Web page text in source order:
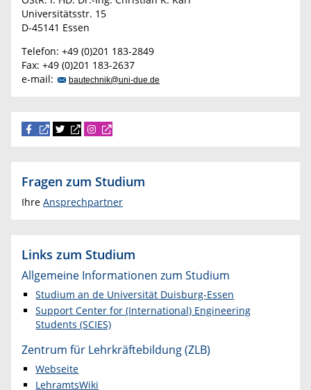
Universitätsstr. 15
D-45141 Essen
Telefon: +49 (0)201 183-2849
Fax: +49 (0)201 183-2637
e-mail:
bautechnik@uni-due.de
Fragen zum Studium
Ihre Ansprechpartner
Links zum Studium
Allgemeine Informationen zum Studium
Studium an de Universität Duisburg-Essen
Support Center for (International) Engineering
Students (SCIES)
Zentrum für Lehrkräftebildung (ZLB)
Webseite
LehramtsWiki